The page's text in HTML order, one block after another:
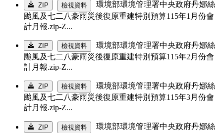
ZIP 檢視資料
環境部環境管理署中央政府丹娜絲
颱風及七二八豪雨災後復原重建特別預算115年1月份會
計月報.zip-Z...
ZIP 檢視資料
環境部環境管理署中央政府丹娜絲
颱風及七二八豪雨災後復原重建特別預算115年2月份會
計月報.zip-Z...
ZIP 檢視資料
環境部環境管理署中央政府丹娜絲
颱風及七二八豪雨災後復原重建特別預算115年3月份會
計月報.zip-Z...
ZIP 檢視資料
環境部環境管理署中央政府丹娜絲